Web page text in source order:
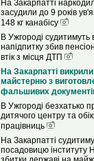
На Закарпатті
засудили до 9 років
148 кг канабісу
В Ужгороді судитимуть
напідпитку збив
втік з місця ДТП
На Закарпатті викрили
майстерню з
фальшивих
В Ужгороді безхатько
дитячого центру та
працівниць
На Закарпатті
посадовицю інституту